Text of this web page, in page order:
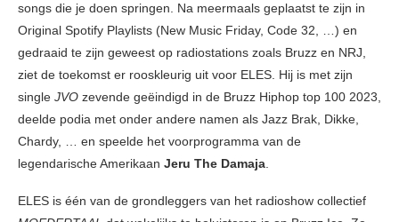
songs die je doen springen. Na meermaals geplaatst te zijn in
Original Spotify Playlists (New Music Friday, Code 32, …) en
gedraaid te zijn geweest op radiostations zoals Bruzz en NRJ,
ziet de toekomst er rooskleurig uit voor ELES. Hij is met zijn
single JVO zevende geëindigd in de Bruzz Hiphop top 100 2023,
deelde podia met onder andere namen als Jazz Brak, Dikke,
Chardy, … en speelde het voorprogramma van de
legendarische Amerikaan Jeru The Damaja
ELES is één van de grondleggers van het radioshow collectief